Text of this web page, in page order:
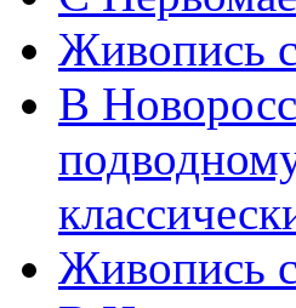
Живопись
В
Живопись